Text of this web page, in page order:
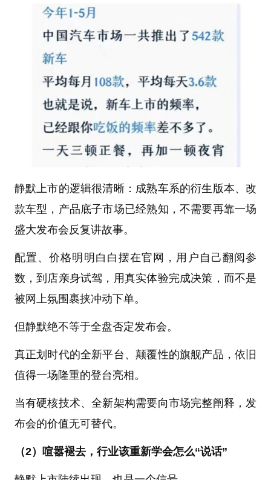
静默上市的逻辑很清晰：成熟车系的衍生版本、改
款车型，产品底子市场已经熟知，不需要再靠一场
盛大发布会反复讲故事。
配置、价格明明白白摆在官网，用户自己翻阅参
数，到店亲身试驾，用真实体验完成决策，而不是
被网上氛围裹挟冲动下单。
但静默绝不等于全盘否定发布会。
真正划时代的全新平台、颠覆性的旗舰产品，依旧
值得一场隆重的登台亮相。
当有硬核技术、全新架构需要向市场完整阐释，发
布会的价值无可替代。
（2）喧嚣褪去，行业该重新学会怎么“说话”